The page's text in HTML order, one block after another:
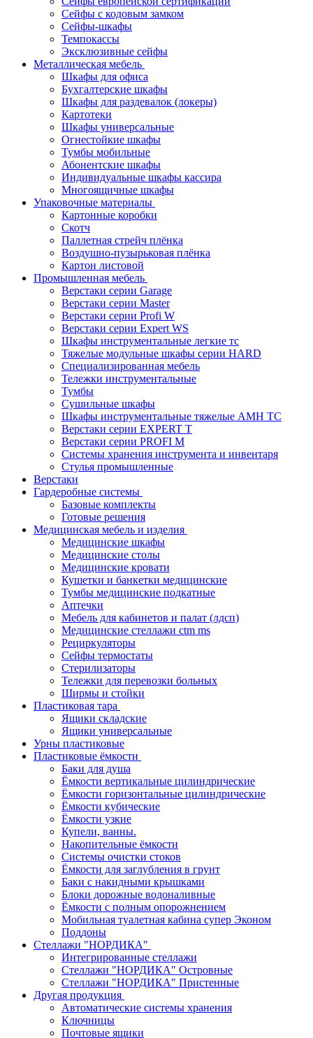
Сейфы с кодовым замком
Сейфы-шкафы
Темпокассы
Эксклюзивные сейфы
Металлическая мебель
Шкафы для офиса
Бухгалтерские шкафы
Шкафы для раздевалок (локеры)
Картотеки
Шкафы универсальные
Огнестойкие шкафы
Тумбы мобильные
Абонентские шкафы
Индивидуальные шкафы кассира
Многоящичные шкафы
Упаковочные материалы
Картонные коробки
Скотч
Паллетная стрейч плёнка
Воздушно-пузырьковая плёнка
Картон листовой
Промышленная мебель
Верстаки серии Garage
Верстаки серии Master
Верстаки серии Profi W
Верстаки серии Expert WS
Шкафы инструментальные легкие тс
Тяжелые модульные шкафы серии HARD
Cпециализированная мебель
Тележки инструментальные
Тумбы
Cушильные шкафы
Шкафы инструментальные тяжелые AMH TC
Верстаки серии EXPERT T
Верстаки серии PROFI M
Системы хранения инструмента и инвентаря
Стулья промышленные
Верстаки
Гардеробные системы
Базовые комплекты
Готовые решения
Медицинская мебель и изделия
Медицинские шкафы
Медицинские столы
Медицинские кровати
Кушетки и банкетки медицинские
Тумбы медицинские подкатные
Аптечки
Мебель для кабинетов и палат (лдсп)
Медицинские стеллажи ctm ms
Рециркуляторы
Сейфы термостаты
Стерилизаторы
Тележки для перевозки больных
Ширмы и стойки
Пластиковая тара
Ящики складские
Ящики универсальные
Урны пластиковые
Пластиковые ёмкости
Баки для душа
Ёмкости вертикальные цилиндрические
Ёмкости горизонтальные цилиндрические
Ёмкости кубические
Ёмкости узкие
Купели, ванны.
Накопительные ёмкости
Системы очистки стоков
Ёмкости для заглубления в грунт
Баки с накидными крышками
Блоки дорожные водоналивные
Ёмкости с полным опорожнением
Мобильная туалетная кабина супер Эконом
Поддоны
Стеллажи "НОРДИКА"
Интегрированные стеллажи
Стеллажи "НОРДИКА" Островные
Стеллажи "НОРДИКА" Пристенные
Другая продукция
Автоматические системы хранения
Ключницы
Почтовые ящики